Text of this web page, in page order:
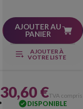
AJOUTER AU
PANIER
AJOUTER À
VOTRE LISTE
30,60 €TVA
DISPONIBLE